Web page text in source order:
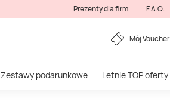
Prezenty dla firm F.A.Q.
Mój Voucher
Zestawy podarunkowe Letnie TOP oferty